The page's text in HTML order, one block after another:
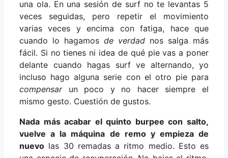
una ola. En una sesión de surf no te levantas 5
veces seguidas, pero repetir el movimiento
varias veces y encima con fatiga, hace que
cuando lo hagamos de verdad nos salga más
fácil. Si no tienes ni idea de qué pie vas a poner
delante cuando hagas surf ve alternando, yo
incluso hago alguna serie con el otro pie para
compensarun poco y no hacer siempre el
mismo gesto. Cuestión de gustos.
Nada más acabar el quinto burpee con salto,
vuelve a la máquina de remo y empieza de
nuevo las 30 remadas a ritmo medio. Esto es